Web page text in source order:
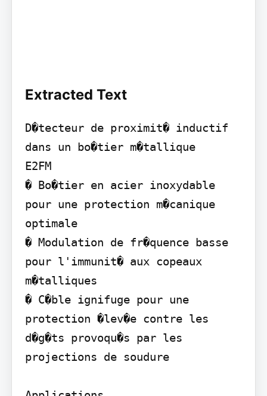
Extracted Text
D�tecteur de proximit� inductif
dans un bo�tier m�tallique
E2FM
� Bo�tier en acier inoxydable
pour une protection m�canique
optimale
� Modulation de fr�quence basse
pour l'immunit� aux copeaux
m�talliques
� C�ble ignifuge pour une
protection �lev�e contre les
d�g�ts provoqu�s par les
projections de soudure